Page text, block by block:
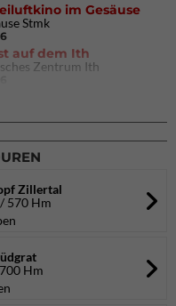
im Gesäuse
Stmk
auf dem Ith
Zentrum Ith
Süd (Thalkirchen)
Zillertal
570 Hm
Hm